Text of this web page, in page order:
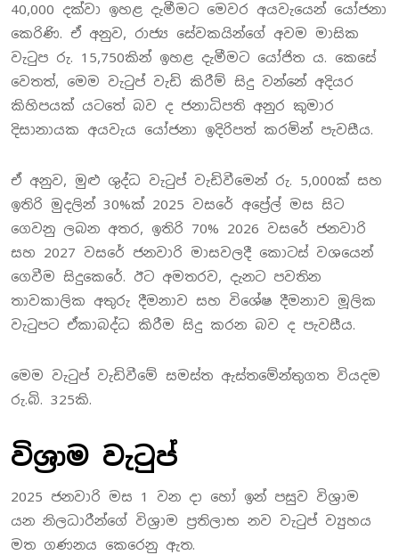
40,000 දක්වා ඉහළ දැමීමට මෙවර අයවැයෙන් යෝජනා
කෙරිණි. ඒ අනුව, රාජ්‍ය සේවකයින්ගේ අවම මාසික
වැටුප රු. 15,750කින් ඉහළ දැමීමට යෝජිත ය. කෙසේ
වෙතත්, මෙම වැටුප් වැඩි කිරීම් සිදු වන්නේ අදියර
කිහිපයක් යටතේ බව ද ජනාධිපති අනුර කුමාර
දිසානායක අයවැය යෝජනා ඉදිරිපත් කරමින් පැවසීය.
ඒ අනුව, මුළු ශුද්ධ වැටුප් වැඩිවීමෙන් රු. 5,000ක් සහ
ඉතිරි මුදලින් 30%ක් 2025 වසරේ අප්‍රේල් මස සිට
ගෙවනු ලබන අතර, ඉතිරි 70% 2026 වසරේ ජනවාරි
සහ 2027 වසරේ ජනවාරි මාසවලදී කොටස් වශයෙන්
ගෙවීම සිදුකෙරේ. ඊට අමතරව, දැනට පවතින
තාවකාලික අතුරු දීමනාව සහ විශේෂ දීමනාව මූලික
වැටුපට ඒකාබද්ධ කිරීම සිදු කරන බව ද පැවසීය.
මෙම වැටුප් වැඩිවීමේ සමස්ත ඇස්තමේන්තුගත වියදම
රු.බි. 325කි.
විශ්‍රාම වැටුප්
2025 ජනවාරි මස 1 වන දා හෝ ඉන් පසුව විශ්‍රාම
යන නිලධාරීන්ගේ විශ්‍රාම ප්‍රතිලාභ නව වැටුප් ව්‍යුහය
මත ගණනය කෙරෙනු ඇත.